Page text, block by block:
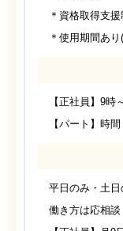
＊資格取得支
＊使用期間あ
【正社員】9時
【パート】時
平日のみ・土
働き方は応相談